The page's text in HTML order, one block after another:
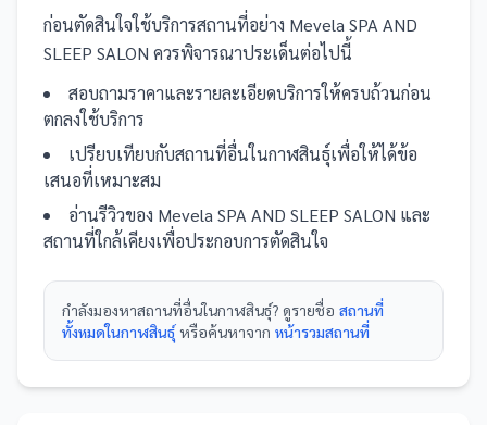
ก่อนตัดสินใจใช้บริการสถานที่อย่าง Mevela SPA AND
SLEEP SALON ควรพิจารณาประเด็นต่อไปนี้
สอบถามราคาและรายละเอียดบริการให้ครบถ้วนก่อน
ตกลงใช้บริการ
เปรียบเทียบกับสถานที่อื่นในกาฬสินธุ์เพื่อให้ได้ข้อ
เสนอที่เหมาะสม
อ่านรีวิวของ Mevela SPA AND SLEEP SALON และ
สถานที่ใกล้เคียงเพื่อประกอบการตัดสินใจ
กำลังมองหาสถานที่อื่นในกาฬสินธุ์? ดูรายชื่อ สถานที่
ทั้งหมดในกาฬสินธุ์ หรือค้นหาจาก หน้ารวมสถานที่